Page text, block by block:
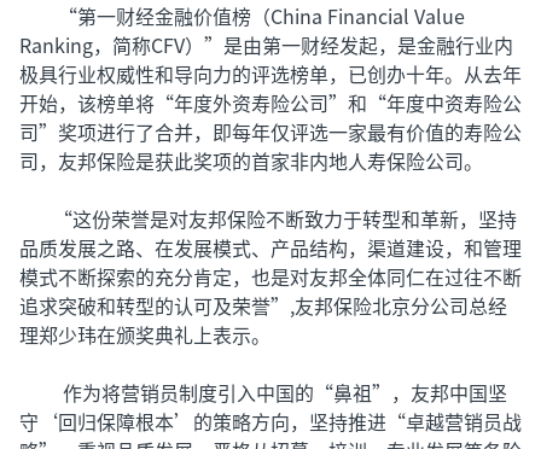
“第一财经金融价值榜（China Financial Value
Ranking，简称CFV）”是由第一财经发起，是金融行业内
极具行业权威性和导向力的评选榜单，已创办十年。从去年
开始，该榜单将“年度外资寿险公司”和“年度中资寿险公
司”奖项进行了合并，即每年仅评选一家最有价值的寿险公
司，友邦保险是获此奖项的首家非内地人寿保险公司。
“这份荣誉是对友邦保险不断致力于转型和革新，坚持
品质发展之路、在发展模式、产品结构，渠道建设，和管理
模式不断探索的充分肯定，也是对友邦全体同仁在过往不断
追求突破和转型的认可及荣誉”,友邦保险北京分公司总经
理郑少玮在颁奖典礼上表示。
作为将营销员制度引入中国的“鼻祖”，友邦中国坚
守‘回归保障根本’的策略方向，坚持推进“卓越营销员战